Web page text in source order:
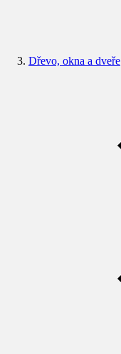
Dřevo, okna a dveře